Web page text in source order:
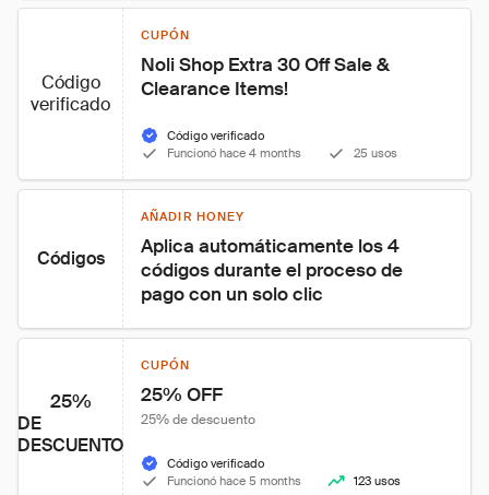
Código
verificado
CUPÓN
Noli Shop Extra 30 Off Sale &
Clearance Items!
Código verificado
Funcionó hace 4 months
25 usos
Códigos
AÑADIR HONEY
Aplica automáticamente los 4
códigos durante el proceso de
pago con un solo clic
25%
DE
DESCUENTO
CUPÓN
25% OFF
25% de descuento
Código verificado
Funcionó hace 5 months
123 usos